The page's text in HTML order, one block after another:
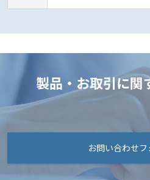
製品・お取引に関
お問い合わせフ